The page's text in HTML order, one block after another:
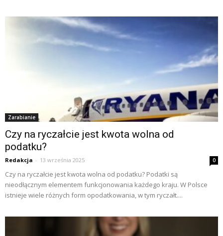
Zarabianie
Czy na ryczałcie jest kwota wolna od
podatku?
Redakcja - 13 września 2025 0
Czy na ryczałcie jest kwota wolna od podatku? Podatki są
nieodłącznym elementem funkcjonowania każdego kraju. W Polsce
istnieje wiele różnych form opodatkowania, w tym ryczałt....